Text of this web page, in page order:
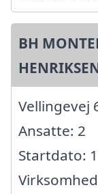
BH
Vellingevej
Ansatte: 2
Startdato: